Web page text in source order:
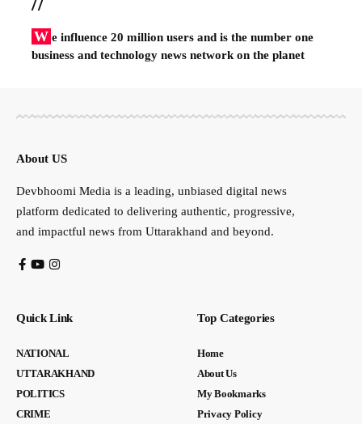
W e influence 20 million users and is the number one
business and technology news network on the planet
About US
Devbhoomi Media is a leading, unbiased digital news
platform dedicated to delivering authentic, progressive,
and impactful news from Uttarakhand and beyond.
Quick Link
NATIONAL
UTTARAKHAND
POLITICS
CRIME
Top Categories
Home
About Us
My Bookmarks
Privacy Policy